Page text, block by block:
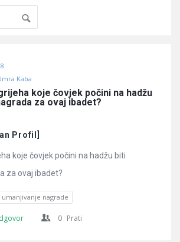
Kaba
koje čovjek počini na hadžu
za ovaj ibadet?
Profil]
koje čovjek počini na hadžu biti
za ovaj ibadet?
umanjivanje nagrade
0 Prati